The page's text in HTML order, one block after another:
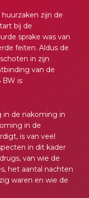
zijn de
bij de
sprake was van
feiten. Aldus de
in zijn
van de
BW is
in de nakoming in
in de
is van veel
in dit kader
van wie de
het aantal nachten
waren en wie de